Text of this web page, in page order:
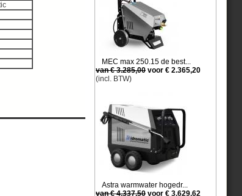
MEC max 250.15 de best...
van € 3.285,00 voor € 2.365,20
(incl. BTW)
Astra warmwater hogedr...
van € 4.337,50 voor € 3.629,62